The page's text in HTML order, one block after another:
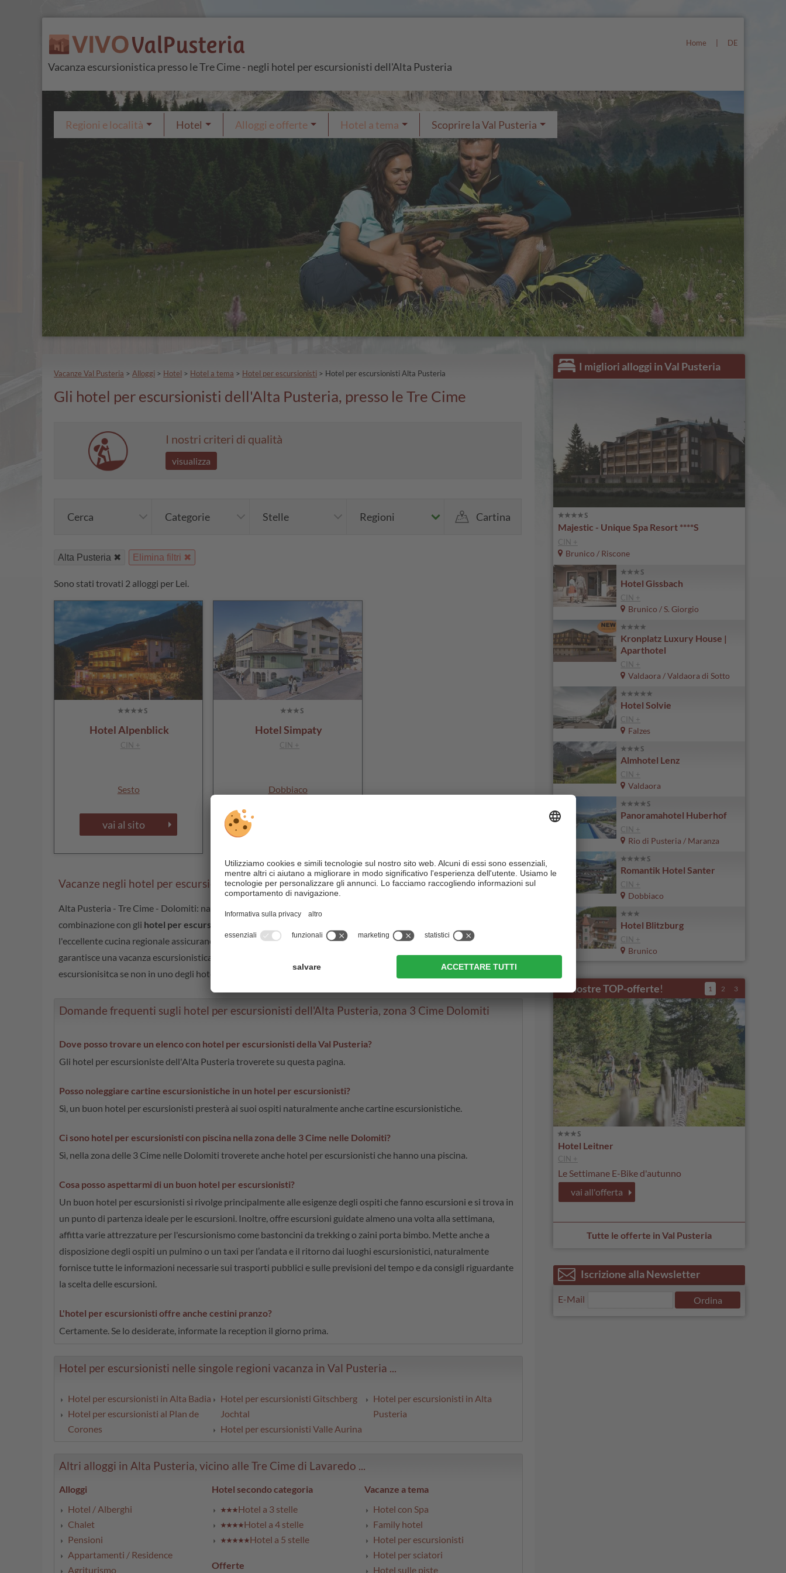
Home DE
Vacanza escursionistica presso le Tre Cime - negli hotel per escursionisti dell'Alta Pusteria
Regioni e località Hotel Alloggi e offerte Hotel a tema Scoprire la Val Pusteria
Vacanze Val Pusteria > Alloggi > Hotel > Hotel a tema > Hotel per escursionisti > Hotel per escursionisti Alta Pusteria
Gli hotel per escursionisti dell'Alta Pusteria, presso le Tre Cime
I nostri criteri di qualità
visualizza
Cerca Categorie Stelle Regioni Cartina
Alta Pusteria Elimina filtri
Sono stati trovati 2 alloggi per Lei.
Hotel Alpenblick
CIN +
Sesto
vai al sito
Hotel Simpaty
CIN +
Dobbiaco
Vacanze negli hotel per escursionisti nella zona 3 Cime nelle Dolomiti
Alta Pusteria - Tre Cime - Dolomiti: natura incontaminata! E questo meraviglioso paesaggio naturale in
combinazione con gli hotel per escursionisti dell'Alta Pusteria
l'eccellente cucina regionale assicurano un soggiorno rilassante e pieno di piaceri. La vasta gamma di escursioni
garantisce una vacanza escursionistica divertente e attiva. Non c’è un posto migliore dove trascorrere la vacanza
escursionisitca se non in uno degli hotel per escursionisti in Alta Pusteria, la zona delle 3 Cime nelle Dolomiti.
Domande frequenti sugli hotel per escursionisti dell'Alta Pusteria, zona 3 Cime Dolomiti
Dove posso trovare un elenco con hotel per escursionisti della Val Pusteria?
Gli hotel per escursioniste dell'Alta Pusteria troverete su questa pagina.
Posso noleggiare cartine escursionistiche in un hotel per escursionisti?
Sì, un buon hotel per escursionisti presterà ai suoi ospiti naturalmente anche cartine escursionistiche.
Ci sono hotel per escursionisti con piscina nella zona delle 3 Cime nelle Dolomiti?
Sì, nella zona delle 3 Cime nelle Dolomiti troverete anche hotel per escursionisti che hanno una piscina.
Cosa posso aspettarmi di un buon hotel per escursionisti?
Un buon hotel per escursionisti si rivolge principalmente alle esigenze degli ospiti che fanno escursioni e si trova in
un punto di partenza ideale per le escursioni. Inoltre, offre escursioni guidate almeno una volta alla settimana,
affitta varie attrezzature per l'escursionismo come bastoncini da trekking o zaini porta bimbo. Mette anche a
disposizione degli ospiti un pulmino o un taxi per l’andata e il ritorno dai luoghi escursionistici, naturalmente
fornisce tutte le informazioni necessarie sui trasporti pubblici e sulle previsioni del tempo e da consigli riguardante
la scelta delle escursioni.
L'hotel per escursionisti offre anche cestini pranzo?
Certamente. Se lo desiderate, informate la reception il giorno prima.
Hotel per escursionisti nelle singole regioni vacanza in Val Pusteria ...
Hotel per escursionisti in Alta Badia
Hotel per escursionisti al Plan de
Corones
Hotel per escursionisti Gitschberg
Jochtal
Hotel per escursionisti Valle Aurina
Hotel per escursionisti in Alta
Pusteria
Altri alloggi in Alta Pusteria, vicino alle Tre Cime di Lavaredo ...
Alloggi
Hotel / Alberghi
Chalet
Pensioni
Appartamenti / Residence
Agriturismo
Hotel secondo categoria
Hotel a 3 stelle
Hotel a 4 stelle
Hotel a 5 stelle
Offerte
Vacanze a tema
Hotel con Spa
Family hotel
Hotel per escursionisti
Hotel per sciatori
Hotel sulle piste
I migliori alloggi in Val Pusteria
Majestic - Unique Spa Resort ****S
CIN +
Brunico / Riscone
Hotel Gissbach
CIN +
Brunico / S. Giorgio
Kronplatz Luxury House |
Aparthotel
CIN +
Valdaora / Valdaora di Sotto
Hotel Solvie
CIN +
Falzes
Almhotel Lenz
CIN +
Valdaora
Panoramahotel Huberhof
CIN +
Rio di Pusteria / Maranza
Romantik Hotel Santer
CIN +
Dobbiaco
Hotel Blitzburg
CIN +
Brunico
Le nostre TOP-offerte!
Hotel Leitner
CIN +
Le Settimane E-Bike d'autunno
vai all'offerta
1 2 3
Tutte le offerte in Val Pusteria
Iscrizione alla Newsletter
E-Mail